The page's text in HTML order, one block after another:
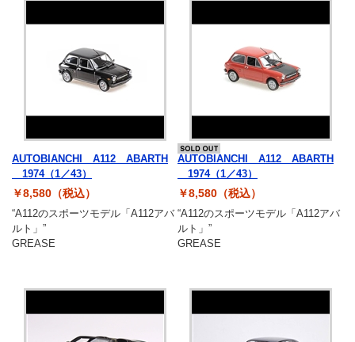
コラム・エッセイ
TOYOTA GAZOO Racing
GAZOO SPORTS
GAZOO Shopping
AUTOBIANCHI A112 ABARTH
1974（1／43）
￥8,580（税込）
“A112のスポーツモデル「A112アバ
ルト」”
GREASE
AUTOBIANCHI A112 ABARTH
1974（1／43）
￥8,580（税込）
“A112のスポーツモデル「A112アバ
ルト」”
GREASE